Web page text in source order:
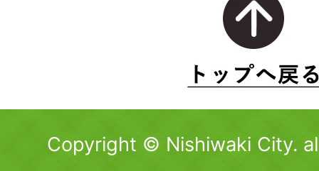
Copyright © Nishiwaki City.